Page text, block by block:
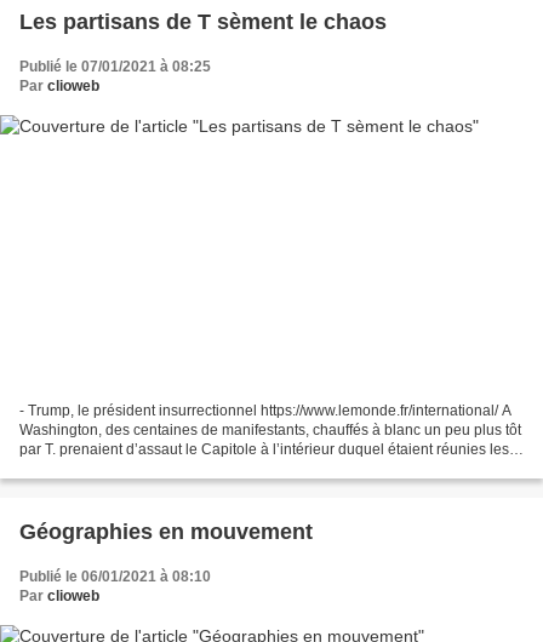
Les partisans de T sèment le chaos
Publié le 07/01/2021 à 08:25
Par clioweb
- Trump, le président insurrectionnel https://www.lemonde.fr/international/ A
Washington, des centaines de manifestants, chauffés à blanc un peu plus tôt
par T. prenaient d’assaut le Capitole à l’intérieur duquel étaient réunies les
Géographies en mouvement
Publié le 06/01/2021 à 08:10
Par clioweb